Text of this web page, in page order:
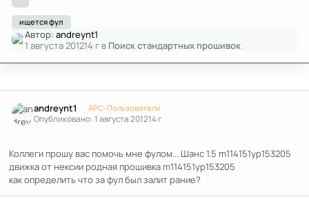
ищется фул
Автор:andreynt1
1 августа 201214 г в Поиск стандартных прошивок
andreynt1 APC-Пользователи
Опубликовано:1 августа 201214 г
Коллеги прошу вас помочь мне фулом... Шанс 1.5 m114151yp153205
движка от нексии родная прошивка m114151yp153205
как определить что за фул был залит рание?